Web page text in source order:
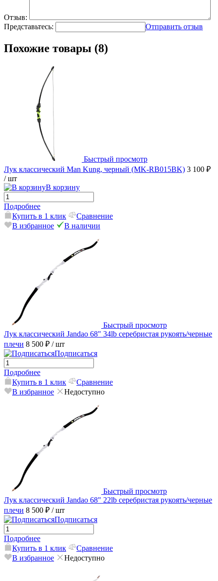
Отзыв:
Представьтесь:
Отправить отзыв
Похожие товары (8)
Быстрый просмотр
Лук классический Man Kung, черный (MK-RB015BK) 3 100 ₽
/ шт
В корзину
Подробнее
Купить в 1 клик
Сравнение
В избранное
В наличии
Быстрый просмотр
Лук классический Jandao 68" 34lb серебристая рукоять/черные
плечи 8 500 ₽ / шт
Подписаться
Подробнее
Купить в 1 клик
Сравнение
В избранное
Недоступно
Быстрый просмотр
Лук классический Jandao 68" 22lb серебристая рукоять/черные
плечи 8 500 ₽ / шт
Подписаться
Подробнее
Купить в 1 клик
Сравнение
В избранное
Недоступно